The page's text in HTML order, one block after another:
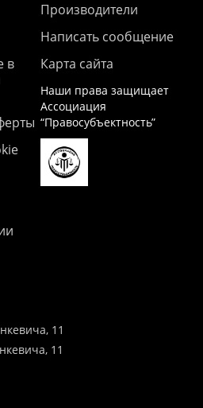
в
Производители
Написать сообщение
Карта сайта
Наши права защищает
Ассоциация
“Правосубъектность”
11
11